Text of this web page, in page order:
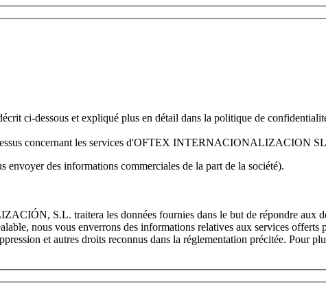
ci-dessous et expliqué plus en détail dans la politique de
concernant les services d'OFTEX INTERNACIONALIZACION
des informations commerciales de la part de la société).
S.L. traitera les données fournies dans le but de répondre aux
nous vous enverrons des informations relatives aux services
et autres droits reconnus dans la réglementation précitée. Pour